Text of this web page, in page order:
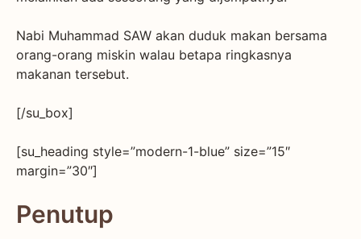
Nabi Muhammad SAW akan duduk makan bersama
orang-orang miskin walau betapa ringkasnya
makanan tersebut.
[/su_box]
[su_heading style=”modern-1-blue” size=”15″
margin=”30″]
Penutup